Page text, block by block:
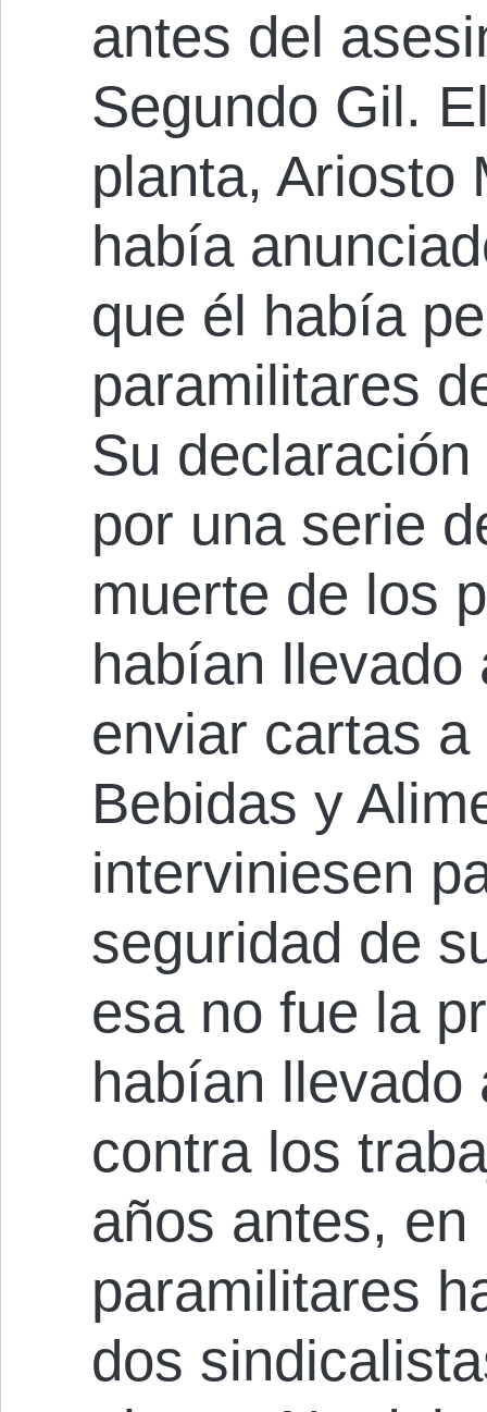
antes del
Segundo Gil.
planta, Ariosto
había
que él había
paramilitares
Su
por una serie
muerte de los
habían llevado
enviar cartas
Bebidas y
interviniesen
seguridad de
esa no fue la
habían llevado
contra los
años antes, en
paramilitares
dos